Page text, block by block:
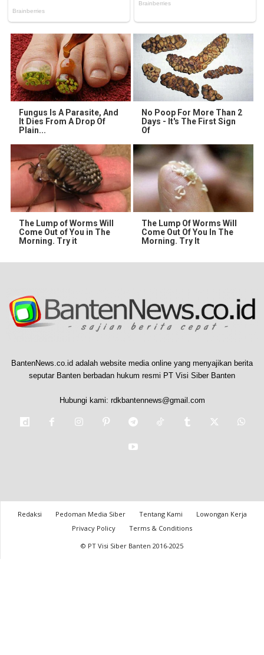
Fungus Is A Parasite, And
It Dies From A Drop Of
Plain...
No Poop For More Than 2
Days - It's The First Sign
Of
The Lump of Worms Will
Come Out of You in The
Morning. Try it
The Lump Of Worms Will
Come Out Of You In The
Morning. Try It
BantenNews.co.id adalah website media online yang menyajikan berita
seputar Banten berbadan hukum resmi PT Visi Siber Banten
Hubungi kami: rdkbantennews@gmail.com
Redaksi Pedoman Media Siber Tentang Kami
Lowongan Kerja
Privacy Policy
Terms & Conditions
© PT Visi Siber Banten 2016-2025